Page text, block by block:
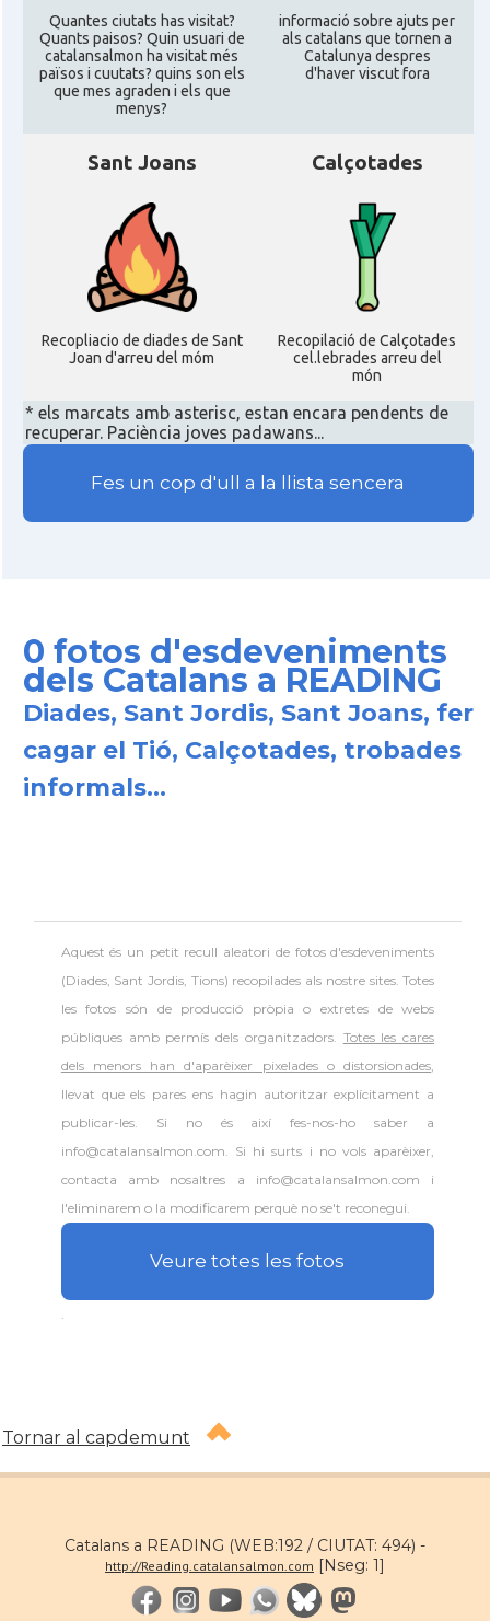
Quantes ciutats has visitat?
Quants paisos? Quin usuari de
catalansalmon ha visitat més
països i cuutats? quins son els
que mes agraden i els que
menys?
informació sobre ajuts per
als catalans que tornen a
Catalunya despres
d'haver viscut fora
Sant Joans
Recopliacio de diades de Sant
Joan d'arreu del móm
Calçotades
Recopilació de Calçotades
cel.lebrades arreu del
món
* els marcats amb asterisc, estan encara pendents de
recuperar. Paciència joves padawans...
Fes un cop d'ull a la llista sencera
0 fotos d'esdeveniments
dels Catalans a READING
Diades, Sant Jordis, Sant Joans, fer
cagar el Tió, Calçotades, trobades
informals...
Aquest és un petit recull aleatori de fotos d'esdeveniments
(Diades, Sant Jordis, Tions) recopilades als nostre sites. Totes
les fotos són de producció pròpia o extretes de webs
públiques amb permís dels organitzadors. Totes les cares
dels menors han d'aparèixer pixelades o distorsionades,
llevat que els pares ens hagin autoritzar explícitament a
publicar-les. Si no és així fes-nos-ho saber a
info@catalansalmon.com. Si hi surts i no vols aparèixer,
contacta amb nosaltres a info@catalansalmon.com i
l'eliminarem o la modificarem perquè no se't reconegui.
Veure totes les fotos
Tornar al capdemunt
Catalans a READING (WEB:192 / CIUTAT: 494) -
http://Reading.catalansalmon.com [Nseg: 1]